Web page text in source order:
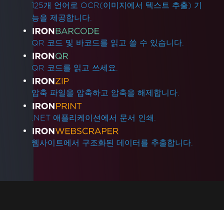
125개 언어로 OCR(이미지에서 텍스트 추출) 기
능을 제공합니다.
QR 코드 및 바코드를 읽고 쓸 수 있습니다.
QR 코드를 읽고 쓰세요.
압축 파일을 압축하고 압축을 해제합니다.
.NET 애플리케이션에서 문서 인쇄.
웹사이트에서 구조화된 데이터를 추출합니다.